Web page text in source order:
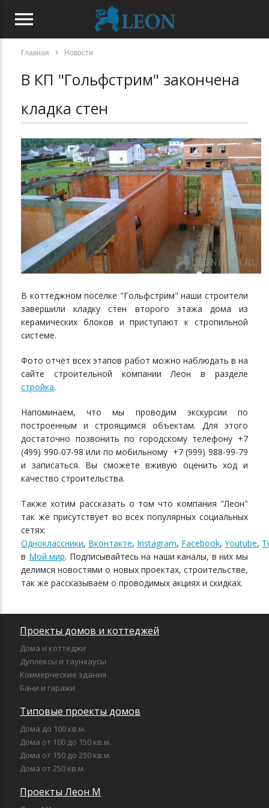
menu
Главная chevron_right Новости
В КП "Гольфстрим" закончена
кладка стен
В коттеджном посёлке "Гольфстрим" наши строители
завершили кладку стен второго этажа дома из
керамических блоков и приступают к стропильной
системе.
Фото отчёт всех этапов работ можно наблюдать в на
сайте строительной компании Леон в разделе
стройка.
Напоминаем, что мы проводим экскурсии по
построенным и строящимся объектам. Для этого
достаточно позвонить по городскому телефону +7
(499) 990-07-98 или по мобильному +7 (999) 988-99-79
и записаться. Вы сможете вживую оценить ход и
качество строительства.
Также хотим рассказать о том что компания "Леон"
так же присутствует во всех популярных социальных
сетях:
Одноклассники, Вконтакте, Instagram, Facebook,Youtube,
в Мой мир. Подписывайтесь на наши каналы, в них мы
делимся новостями о новых проектах, строительстве,
так же рассказываем о проводимых акциях и скидках.
Проекты домов и коттеджей
Дома и коттеджи
Дуплексы и таунхаусы
Коммерческие здания
Бани и гаражи
Типовые проекты домов
Дома до 100 кв.м.
Дома от 100 до 150 кв.м.
Дома от 150 до 250 кв.м.
Дома от 250 кв.м.
Проекты Леон М